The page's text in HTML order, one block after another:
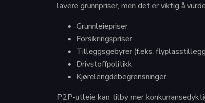
lavere grunnpriser, men det er viktig å
Grunnleiepriser
Forsikringspriser
Tilleggsgebyrer (f.eks.
Drivstoffpolitikk
Kjørelengdebegrensninger
P2P-utleie kan tilby mer